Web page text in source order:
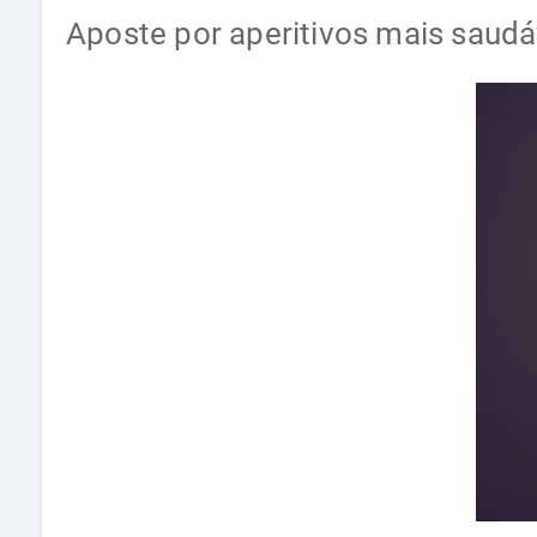
Aposte por aperitivos mais